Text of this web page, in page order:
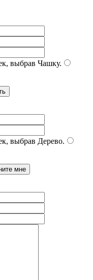
выбрав Чашку.
выбрав Дерево.